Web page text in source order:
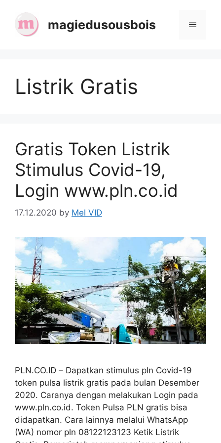
content
magiedusousbois Menu
Listrik Gratis
Gratis Token Listrik
Stimulus Covid-19,
Login www.pln.co.id
17.12.2020 by Mel VID
PLN.CO.ID – Dapatkan stimulus pln Covid-19
token pulsa listrik gratis pada bulan Desember
2020. Caranya dengan melakukan Login pada
www.pln.co.id. Token Pulsa PLN gratis bisa
didapatkan. Cara lainnya melalui WhatsApp
(WA) nomor pln 08122123123 Ketik Listrik